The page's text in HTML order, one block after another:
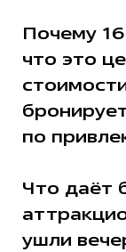
Почему
что это
по
Что даёт
ушли